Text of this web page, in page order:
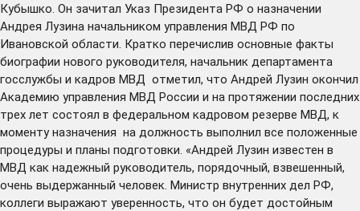
Кубышко. Он зачитал Указ Президента РФ о назначении
Андрея Лузина начальником управления МВД РФ по
Ивановской области. Кратко перечислив основные факты
биографии нового руководителя, начальник департамента
госслужбы и кадров МВД отметил, что Андрей Лузин окончил
Академию управления МВД России и на протяжении последних
трех лет состоял в федеральном кадровом резерве МВД, к
моменту назначения на должность выполнил все положенные
процедуры и планы подготовки. «Андрей Лузин известен в
МВД как надежный руководитель, порядочный, взвешенный,
очень выдержанный человек. Министр внутренних дел РФ,
коллеги выражают уверенность, что он будет достойным